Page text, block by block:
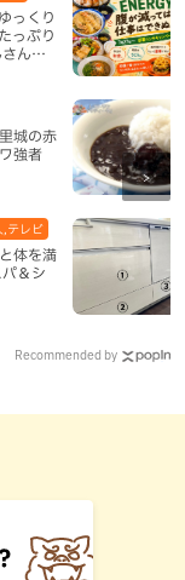
っくり
っぷり
ん」
城の赤
強者
体を満
＆シ
,テレビ
Recommended by